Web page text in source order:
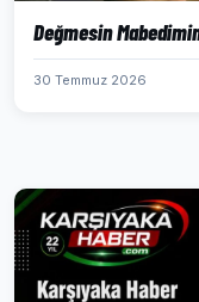
Değmesin
30 Temmuz 2026